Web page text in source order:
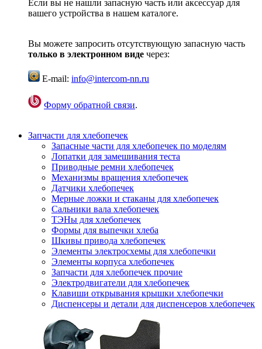
Если вы не нашли запасную часть или аксессуар для
вашего устройства в нашем каталоге.
Вы можете запросить отсутствующую запасную часть
только в электронном виде через:
E-mail: info@intercom-nn.ru
Форму обратной связи.
Запчасти для хлебопечек
Запасные части для хлебопечек по моделям
Лопатки для замешивания теста
Приводные ремни хлебопечек
Механизмы вращения хлебопечек
Датчики хлебопечек
Мерные ложки и стаканы для хлебопечек
Сальники вала хлебопечек
ТЭНы для хлебопечек
Формы для выпечки хлеба
Шкивы привода хлебопечек
Элементы электросхемы для хлебопечки
Элементы корпуса хлебопечек
Запчасти для хлебопечек прочие
Электродвигатели для хлебопечек
Клавиши открывания крышки хлебопечки
Диспенсеры и детали для диспенсеров хлебопечек